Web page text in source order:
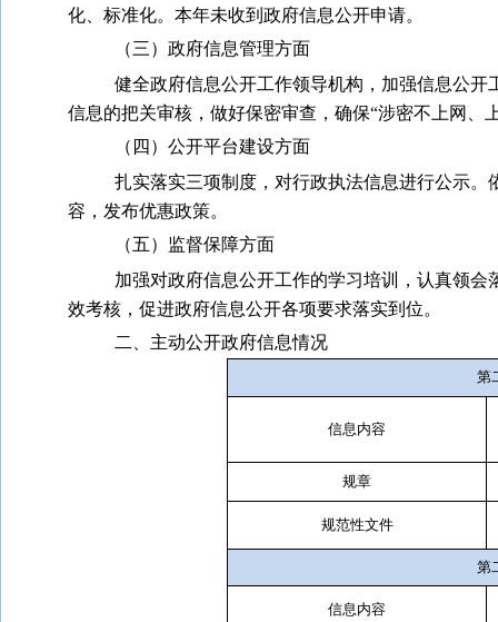
化、标准化。本年未收到政府信息公开申请。
（三）政府信息管理方面
健全政府信息公开工作领导机构，加强信息公
信息的把关审核，做好保密审查，确保“涉密不上网、
（四）公开平台建设方面
扎实落实三项制度，对行政执法信息进行公示
容，发布优惠政策。
（五）监督保障方面
加强对政府信息公开工作的学习培训，认真领
效考核，促进政府信息公开各项要求落实到位。
二、主动公开政府信息情况
第
信息内容
规章
规范性文件
第
信息内容